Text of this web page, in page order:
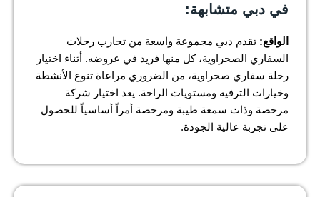
في دبي متشابهة:
الواقع: تقدم دبي مجموعة واسعة من تجارب رحلات
السفاري الصحراوية، كل منها فريد في عروضه. أثناء اختيار
رحلة سفاري صحراوية، من الضروري مراعاة تنوع الأنشطة
وخيارات الترفيه ومستويات الراحة. يعد اختيار شركة
مرخصة وذات سمعة طيبة ومرخصة أمراً أساسياً للحصول
على تجربة عالية الجودة.